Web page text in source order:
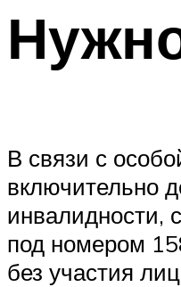
В связи с
включительно
инвалидности,
под номером
без участия